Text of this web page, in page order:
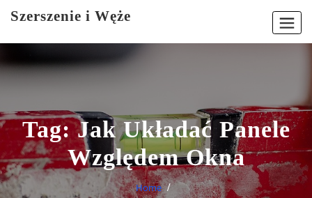
Szerszenie i Węże
Tag:Jak Układać Panele
Względem Okna
Home